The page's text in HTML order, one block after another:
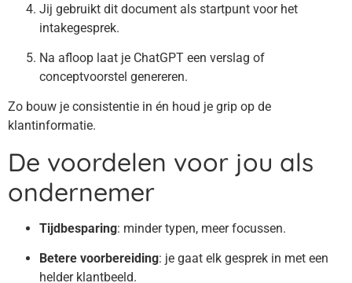
Jij gebruikt dit document als startpunt voor het
intakegesprek.
Na afloop laat je ChatGPT een verslag of
conceptvoorstel genereren.
Zo bouw je consistentie in én houd je grip op de
klantinformatie.
De voordelen voor jou als
ondernemer
Tijdbesparing: minder typen, meer focussen.
Betere voorbereiding: je gaat elk gesprek in met een
helder klantbeeld.